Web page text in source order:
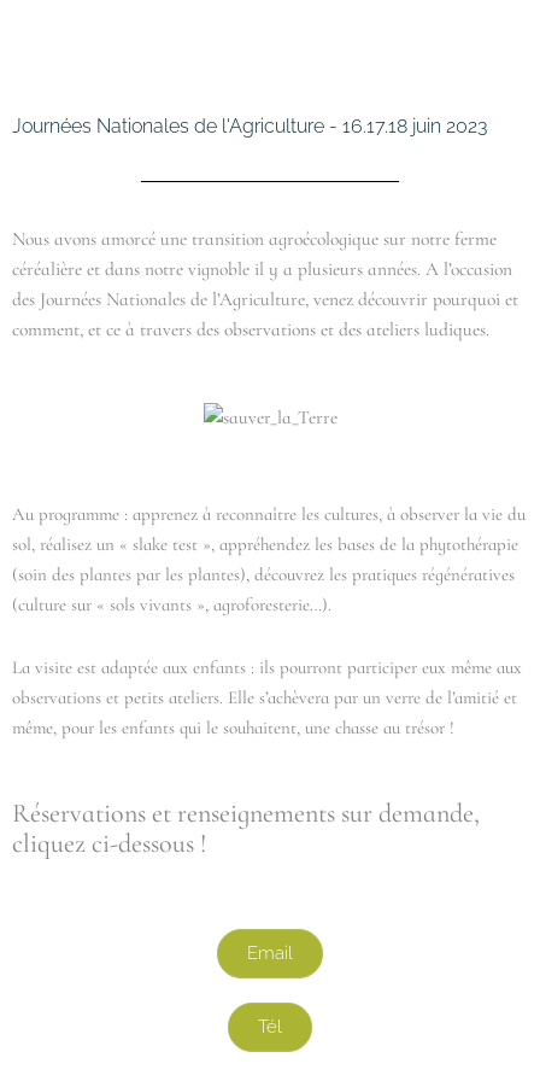
Journées Nationales de l'Agriculture - 16.17.18 juin 2023
Nous avons amorcé une transition agroécologique sur notre ferme
céréalière et dans notre vignoble il y a plusieurs années. A l’occasion
des Journées Nationales de l’Agriculture, venez découvrir pourquoi et
comment, et ce à travers des observations et des ateliers ludiques.
Au programme : apprenez à reconnaître les cultures, à observer la vie du
sol, réalisez un « slake test », appréhendez les bases de la phytothérapie
(soin des plantes par les plantes), découvrez les pratiques régénératives
(culture sur « sols vivants », agroforesterie…).
La visite est adaptée aux enfants : ils pourront participer eux même aux
observations et petits ateliers. Elle s’achèvera par un verre de l’amitié et
même, pour les enfants qui le souhaitent, une chasse au trésor !
Réservations et renseignements sur demande,
cliquez ci-dessous !
Email
Tél